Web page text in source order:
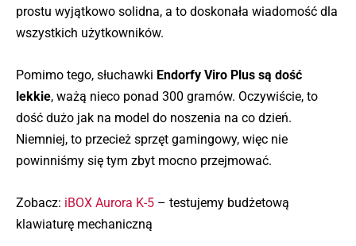
prostu wyjątkowo solidna, a to doskonała wiadomość dla
wszystkich użytkowników.
Pomimo tego, słuchawki Endorfy Viro Plus są dość
lekkie, ważą nieco ponad 300 gramów. Oczywiście, to
dość dużo jak na model do noszenia na co dzień.
Niemniej, to przecież sprzęt gamingowy, więc nie
powinniśmy się tym zbyt mocno przejmować.
Zobacz: iBOX Aurora K-5 – testujemy budżetową
klawiaturę mechaniczną